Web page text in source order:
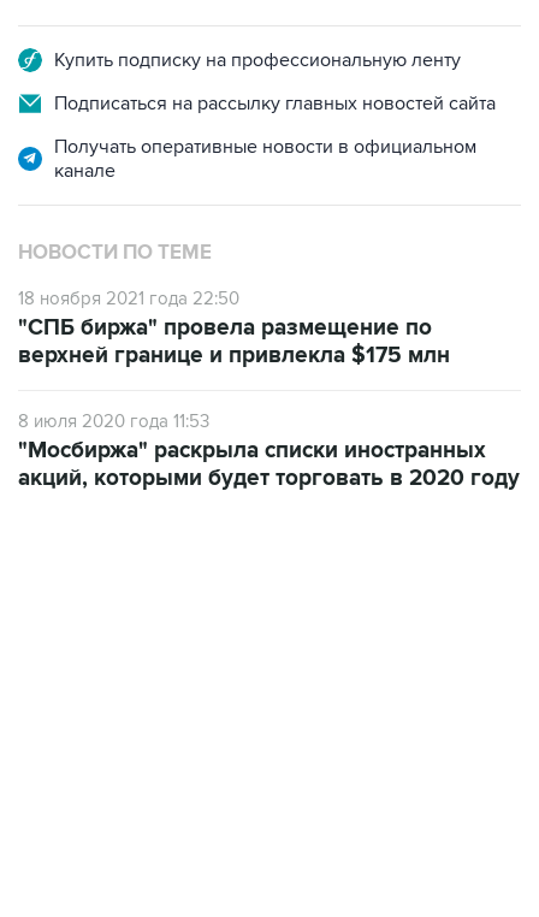
Купить подписку на профессиональную ленту
Подписаться на рассылку главных новостей сайта
Получать оперативные новости в официальном
канале
НОВОСТИ ПО ТЕМЕ
18 ноября 2021 года 22:50
"СПБ биржа" провела размещение по
верхней границе и привлекла $175 млн
8 июля 2020 года 11:53
"Мосбиржа" раскрыла списки иностранных
акций, которыми будет торговать в 2020 году